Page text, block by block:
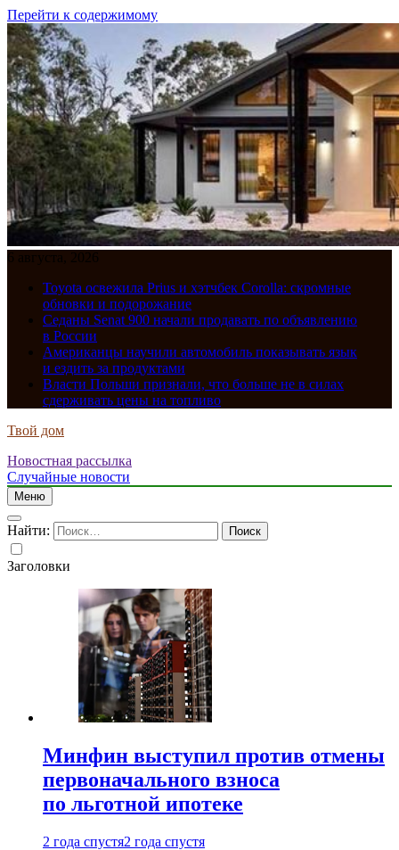
Перейти к содержимому
6 августа, 2026
Toyota освежила Prius и хэтчбек Corolla: скромные
обновки и подорожание
Седаны Senat 900 начали продавать по объявлению
в России
Американцы научили автомобиль показывать язык
и ездить за продуктами
Власти Польши признали, что больше не в силах
сдерживать цены на топливо
Твой дом
Новостная рассылка
Случайные новости
Меню
Найти:
Заголовки
Минфин выступил против отмены
первоначального взноса
по льготной ипотеке
2 года спустя2 года спустя